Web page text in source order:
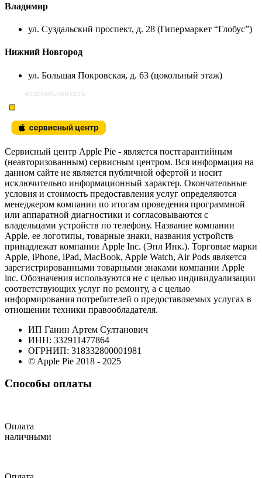
Владимир
ул. Суздальский проспект, д. 28 (Гипермаркет “Глобус”)
Нижний Новгород
ул. Большая Покровская, д. 63 (цокольный этаж)
Сервисный центр Apple Pie - является постгарантийным
(неавторизованным) сервисным центром. Вся информация на
данном сайте не является публичной офертой и носит
исключительно информационный характер. Окончательные
условия и стоимость предоставления услуг определяются
менеджером компании по итогам проведения программной
или аппаратной диагностики и согласовываются с
владельцами устройств по телефону. Название компании
Apple, ее логотипы, товарные знаки, названия устройств
принадлежат компании Apple Inc. (Эпл Инк.). Торговые марки
Apple, iPhone, iPad, MacBook, Apple Watch, Air Pods является
зарегистрированными товарными знаками компании Apple
inc. Обозначения используются не с целью индивидуализации
соответствующих услуг по ремонту, а с целью
информирования потребителей о предоставляемых услугах в
отношении техники правообладателя.
ИП Ганин Артем Султанович
ИНН: 332911477864
ОГРНИП: 318332800001981
© Apple Pie 2018 - 2025
Способы оплаты
Оплата
наличными